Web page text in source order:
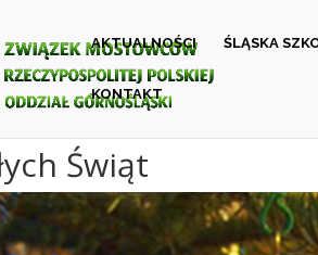
AKTUALNOŚCI ŚLĄSKA
KONTAKT
Świąt